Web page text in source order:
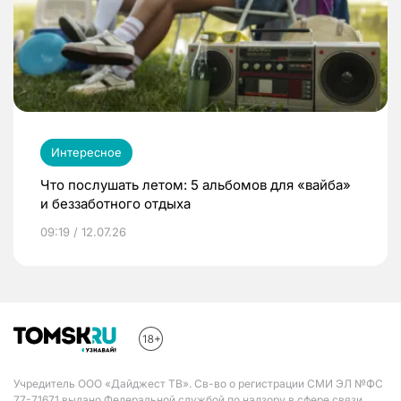
Интересное
Что послушать летом: 5 альбомов для «вайба»
и беззаботного отдыха
09:19 / 12.07.26
Учредитель ООО «Дайджест ТВ». Св-во о регистрации СМИ ЭЛ №ФС